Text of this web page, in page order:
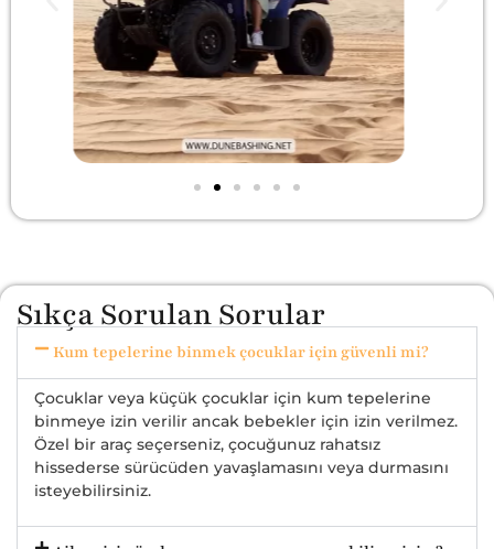
Sıkça Sorulan Sorular
Kum tepelerine binmek çocuklar için güvenli mi?
Çocuklar veya küçük çocuklar için kum tepelerine
binmeye izin verilir ancak bebekler için izin verilmez.
Özel bir araç seçerseniz, çocuğunuz rahatsız
hissederse sürücüden yavaşlamasını veya durmasını
isteyebilirsiniz.